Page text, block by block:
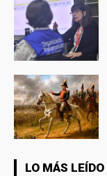
LO MÁS LEÍDO